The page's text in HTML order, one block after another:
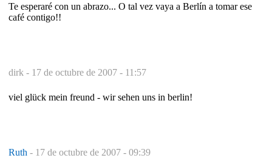
Te esperaré con un abrazo... O tal vez vaya a Berlín a tomar ese
café contigo!!
dirk - 17 de octubre de 2007 - 11:57
viel glück mein freund - wir sehen uns in berlin!
Ruth - 17 de octubre de 2007 - 09:39